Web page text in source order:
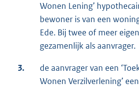
Wonen Lening’
bewoner is van een
Ede. Bij twee of meer
gezamenlijk als aanvrager.
3.
de aanvrager van een
Wonen Verzilverlening’